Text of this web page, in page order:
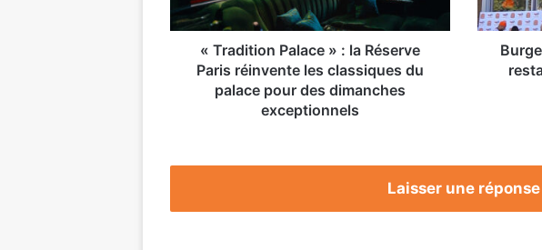
Paris
réinvente
classiques
« Tradition Palace » : la Réserve
Paris réinvente les classiques du
palace pour des dimanches
exceptionnels
Settat
et
dynamise
l’économie
Laisser une réponse